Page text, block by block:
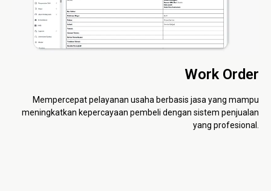
Work Order
Mempercepat pelayanan usaha berbasis jasa yang mampu
meningkatkan kepercayaan pembeli dengan sistem penjualan
yang profesional.